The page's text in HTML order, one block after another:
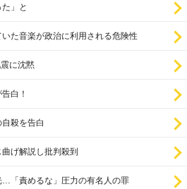
」と
た音楽が政治に利用される危険性
に沈黙
白！
殺を告白
げ解説し批判殺到
…「責めるな」圧力の有名人の罪